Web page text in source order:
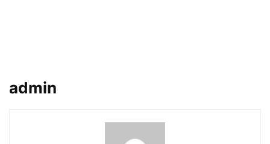
admin